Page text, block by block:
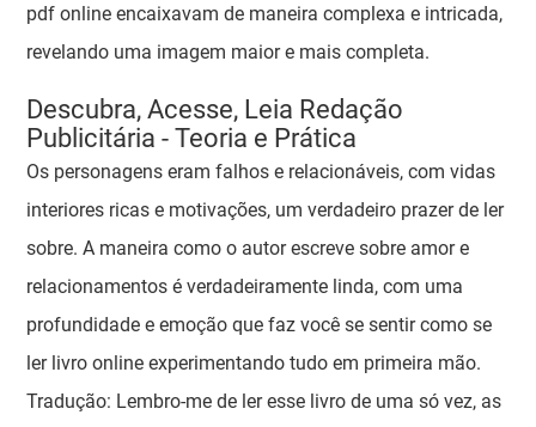
pdf online encaixavam de maneira complexa e intricada,
revelando uma imagem maior e mais completa.
Descubra, Acesse, Leia Redação
Publicitária - Teoria e Prática
Os personagens eram falhos e relacionáveis, com vidas
interiores ricas e motivações, um verdadeiro prazer de ler
sobre. A maneira como o autor escreve sobre amor e
relacionamentos é verdadeiramente linda, com uma
profundidade e emoção que faz você se sentir como se
ler livro online experimentando tudo em primeira mão.
Tradução: Lembro-me de ler esse livro de uma só vez, as